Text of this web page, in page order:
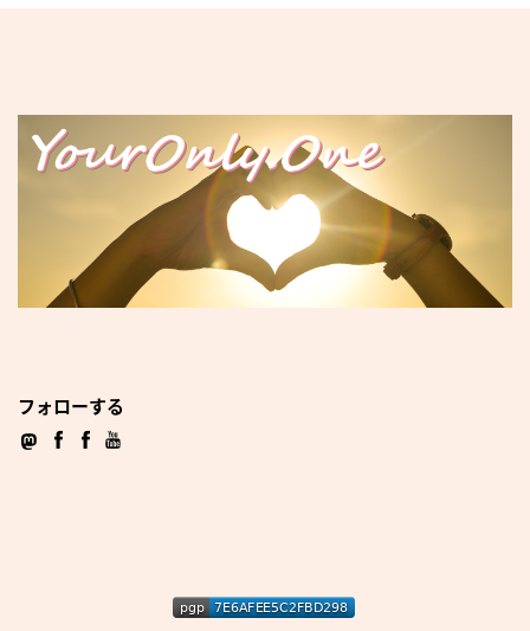
フォローする